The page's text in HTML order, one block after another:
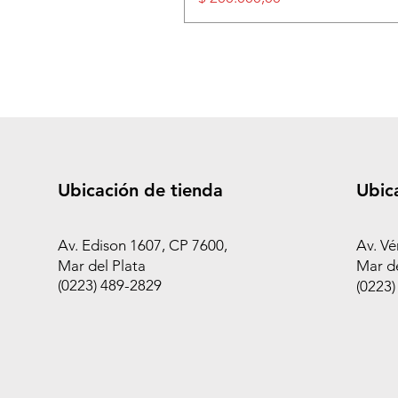
Ubicación de tienda
Av. Edison 1607, CP 7600,
Mar del Plata
(0223) 489-2829
Av.
Mar